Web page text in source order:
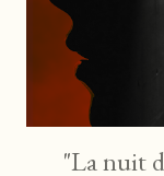
"La nuit